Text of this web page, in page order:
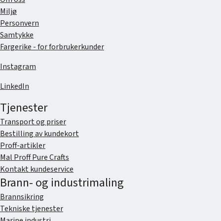
Miljø
Personvern
Samtykke
Fargerike - for forbrukerkunder
Instagram
LinkedIn
Tjenester
Transport og priser
Bestilling av kundekort
Proff-artikler
Mal Proff Pure Crafts
Kontakt kundeservice
Brann- og industrimaling
Brannsikring
Tekniske tjenester